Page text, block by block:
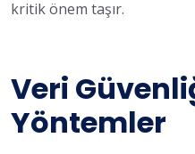
kritik önem taşır.
Veri
Yöntemler